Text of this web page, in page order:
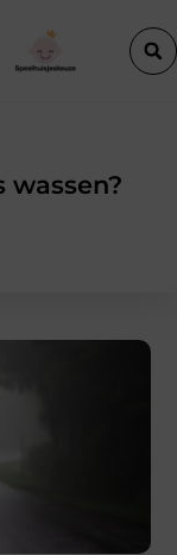
voor strakke wanden
wassen?